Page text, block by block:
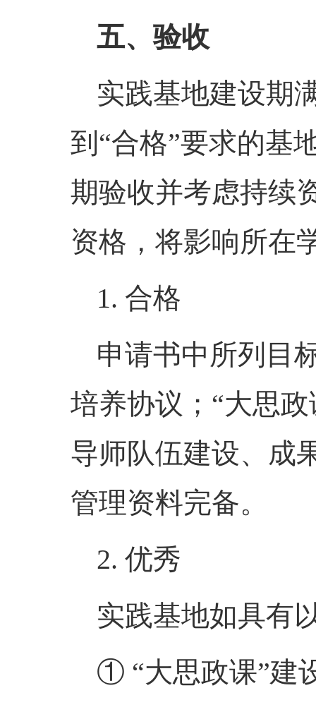
五、验收
实践基地建设期
到 “合格”要求的基
期验收并考虑持续
资格，将影响所在
1. 合格
申请书中所列目
培养协议； “大思政
导师队伍建设、成
管理资料完备。
2. 优秀
实践基地如具有
① “大思政课”建